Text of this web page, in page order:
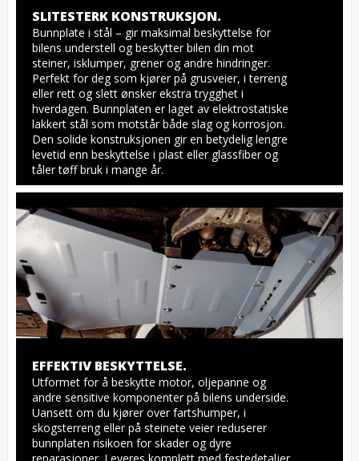
SLITESTERK KONSTRUKSJON.
Bunnplate i stål – gir maksimal beskyttelse for
bilens understell og beskytter bilen din mot
steiner, isklumper, grener og andre hindringer.
Perfekt for deg som kjører på grusveier, i terreng
eller rett og slett ønsker ekstra trygghet i
hverdagen. Bunnplaten er laget av elektrostatiske
lakkert stål som motstår både slag og korrosjon.
Den solide konstruksjonen gir en betydelig lengre
levetid enn beskyttelse i plast eller glassfiber og
tåler tøff bruk i mange år.
EFFEKTIV BESKYTTELSE.
Utformet for å beskytte motor, oljepanne og
andre sensitive komponenter på bilens underside.
Uansett om du kjører over fartshumper, i
skogsterreng eller på steinete veier reduserer
bunnplaten risikoen for skader og dyre